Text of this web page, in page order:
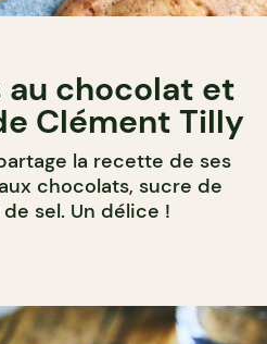
chocolat et
Clément Tilly
la recette de ses
chocolats, sucre de
sel. Un délice !